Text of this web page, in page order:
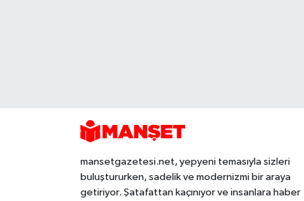
mansetgazetesi.net, yepyeni temasıyla sizleri
buluştururken, sadelik ve modernizmi bir araya
getiriyor. Şatafattan kaçınıyor ve insanlara haber